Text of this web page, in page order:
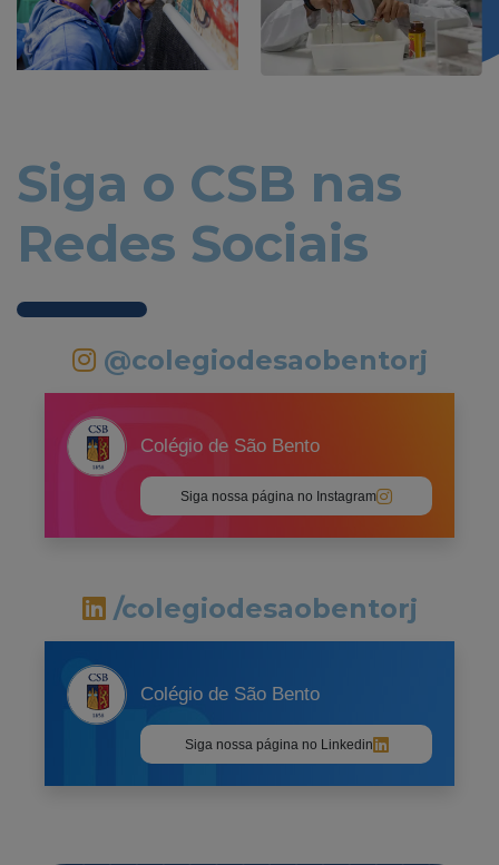
Siga o CSB nas
Redes Sociais
@colegiodesaobentorj
Colégio de São Bento
Siga nossa página no Instagram
/colegiodesaobentorj
Colégio de São Bento
Siga nossa página no Linkedin